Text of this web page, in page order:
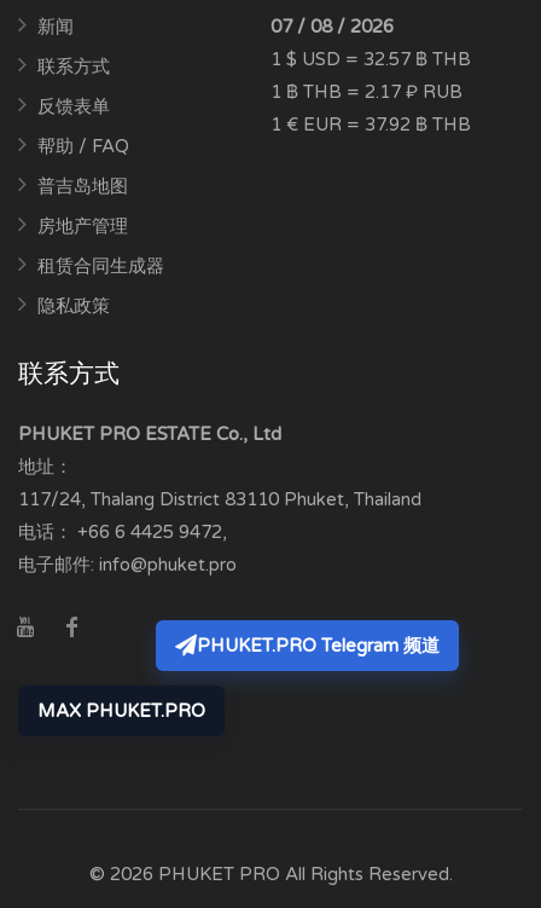
新闻
联系方式
反馈表单
帮助 / FAQ
普吉岛地图
房地产管理
租赁合同生成器
隐私政策
07 / 08 / 2026
1 $ USD = 32.57 ฿ THB
1 ฿ THB = 2.17 ₽ RUB
1 € EUR = 37.92 ฿ THB
联系方式
PHUKET PRO ESTATE Co., Ltd
地址：
117/24, Thalang District 83110 Phuket, Thailand
电话： +66 6 4425 9472,
电子邮件: info@phuket.pro
PHUKET.PRO Telegram 频道
MAX PHUKET.PRO
© 2026 PHUKET PRO All Rights Reserved.